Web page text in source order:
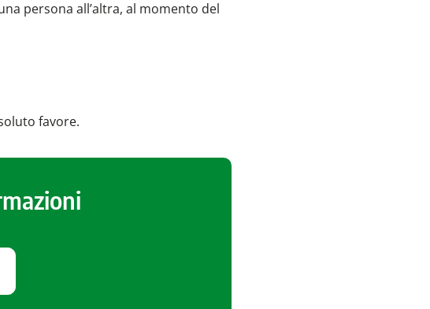
persona all’altra, al momento del
favore.